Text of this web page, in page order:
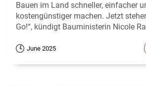
Bauen im Land schneller, einfacher
kostengünstiger machen. Jetzt
Go!“, kündigt Bauministerin Nicole
June 2025